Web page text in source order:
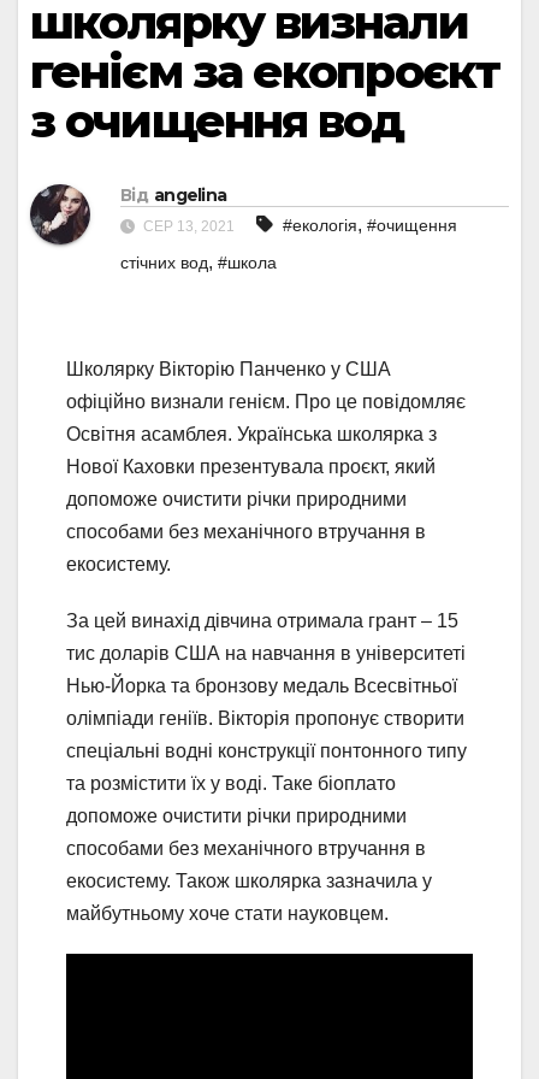
школярку визнали
генієм за екопроєкт
з очищення вод
Від angelina
СЕР 13, 2021 #екологія, #очищення
стічних вод, #школа
Школярку Вікторію Панченко у США
офіційно визнали генієм. Про це повідомляє
Освітня асамблея. Українська школярка з
Нової Каховки презентувала проєкт, який
допоможе очистити річки природними
способами без механічного втручання в
екосистему.
За цей винахід дівчина отримала грант – 15
тис доларів США на навчання в університеті
Нью-Йорка та бронзову медаль Всесвітньої
олімпіади геніїв. Вікторія пропонує створити
спеціальні водні конструкції понтонного типу
та розмістити їх у воді. Таке біоплато
допоможе очистити річки природними
способами без механічного втручання в
екосистему. Також школярка зазначила у
майбутньому хоче стати науковцем.